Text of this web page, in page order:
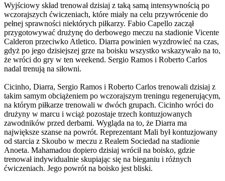
Wyjściowy skład trenował dzisiaj z taką samą intensywnością po
wczorajszych ćwiczeniach, które miały na celu przywrócenie do
pełnej sprawności niektórych piłkarzy. Fabio Capello zaczął
przygotowywać drużynę do derbowego meczu na stadionie Vicente
Calderon przeciwko Atletico. Diarra powinien wyzdrowieć na czas,
gdyż po jego dzisiejszej grze na boisku wszystko wskazywało na to,
że wróci do gry w ten weekend. Sergio Ramos i Roberto Carlos
nadal trenują na siłowni.
Cicinho, Diarra, Sergio Ramos i Roberto Carlos trenowali dzisiaj z
takim samym obciążeniem po wczorajszym treningu regenerującym,
na którym piłkarze trenowali w dwóch grupach. Cicinho wróci do
drużyny w marcu i wciąż pozostaje trzech kontuzjowanych
zawodników przed derbami. Wygląda na to, że Diarra ma
największe szanse na powrót. Reprezentant Mali był kontuzjowany
od starcia z Skoubo w meczu z Realem Sociedad na stadionie
Anoeta. Mahamadou dopiero dzisiaj wrócił na boisko, gdzie
trenował indywidualnie skupiając się na bieganiu i różnych
ćwiczeniach. Jego powrót na boisko jest bliski.